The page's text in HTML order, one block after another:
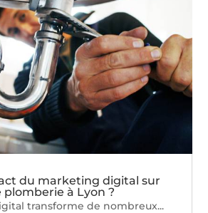
du marketing digital sur
plomberie à Lyon ?
transforme de nombreux...